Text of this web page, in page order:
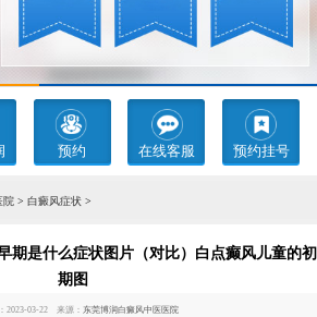
预约 在线客服 预约挂号
院 > 白癜风症状 >
期是什么症状图片（对比）白点癫风儿童的初
期图
2023-03-22 来源： 东莞博润白癜风中医医院